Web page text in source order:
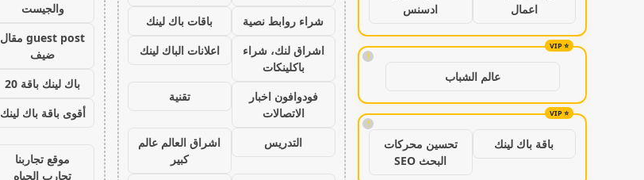
اعمال
ادسنس
!
عالم الشباب
!
باقة باك لينك
تحسين محركات
البحث SEO
شراء روابط نصية
باقات باك لينك
اشراق لنك، شراء
باكلينكات
اعلانات الباك لينك
فودوافون اخبار
الاتصالات
تقنية
التدريس
اشراق العالم عالم
كبير
والجيست
guest post مقال
ضيف
باك لينك باقة 20
أقوى باقة باك لينك
موقع تجاربنا
تجارب الحياه